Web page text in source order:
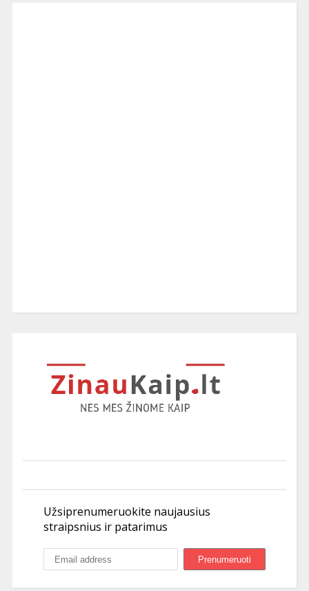
Užsiprenumeruokite naujausius
straipsnius ir patarimus